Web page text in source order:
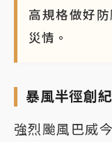
高規格做好
災情。
暴風半徑創
強烈颱風巴威